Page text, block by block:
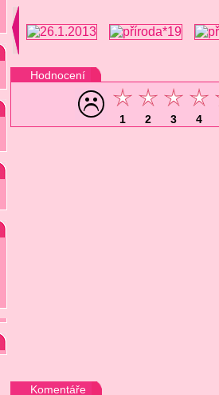
Hodnocení
1 2 3 4
Komentáře